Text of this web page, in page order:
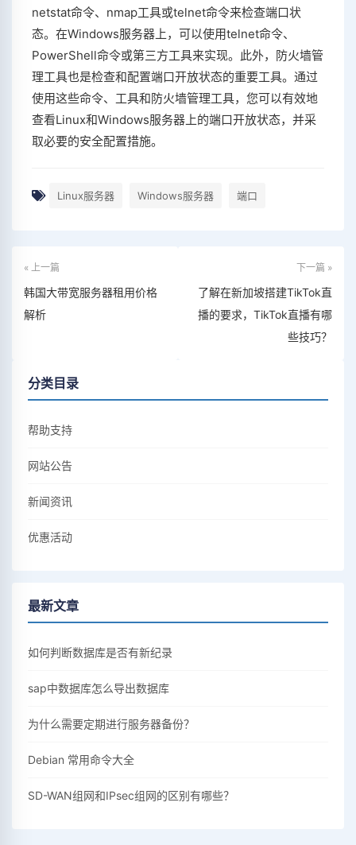
netstat命令、nmap工具或telnet命令来检查端口状
态。在Windows服务器上，可以使用telnet命令、
PowerShell命令或第三方工具来实现。此外，防火墙管
理工具也是检查和配置端口开放状态的重要工具。通过
使用这些命令、工具和防火墙管理工具，您可以有效地
查看Linux和Windows服务器上的端口开放状态，并采
取必要的安全配置措施。
Linux服务器 Windows服务器 端口
« 上一篇
韩国大带宽服务器租用价格
解析
下一篇 »
了解在新加坡搭建TikTok直
播的要求，TikTok直播有哪
些技巧？
分类目录
帮助支持
网站公告
新闻资讯
优惠活动
最新文章
如何判断数据库是否有新纪录
sap中数据库怎么导出数据库
为什么需要定期进行服务器备份？
Debian 常用命令大全
SD-WAN组网和IPsec组网的区别有哪些？